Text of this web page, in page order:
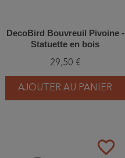
DecoBird Bouvreuil Pivoine -
Statuette en bois
29,50 €
AJOUTER AU PANIER
favorite_border